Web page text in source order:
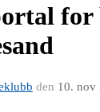
for
den 10. nov